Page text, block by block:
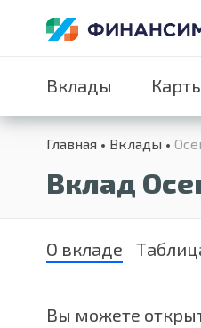
Вклады
Главная Вклады
Вклад
О вкладе
Вы можете